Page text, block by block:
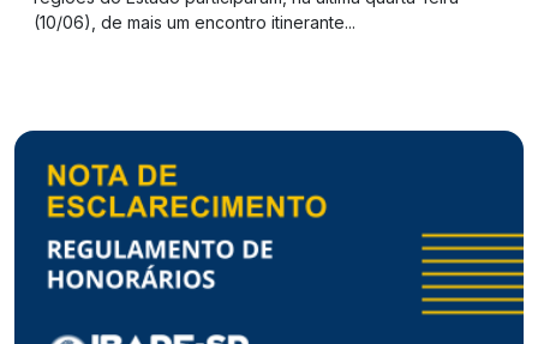
(10/06), de mais um encontro itinerante...